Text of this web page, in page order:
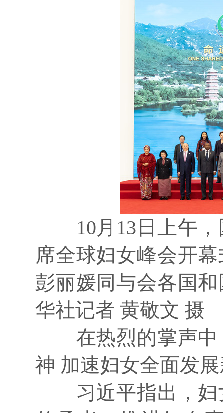
10月13日上午，
席全球妇女峰会开
彭丽媛同与会各国
华社记者 黄敬文 摄
在热烈的掌声中
神 加速妇女全面发
习近平指出，妇